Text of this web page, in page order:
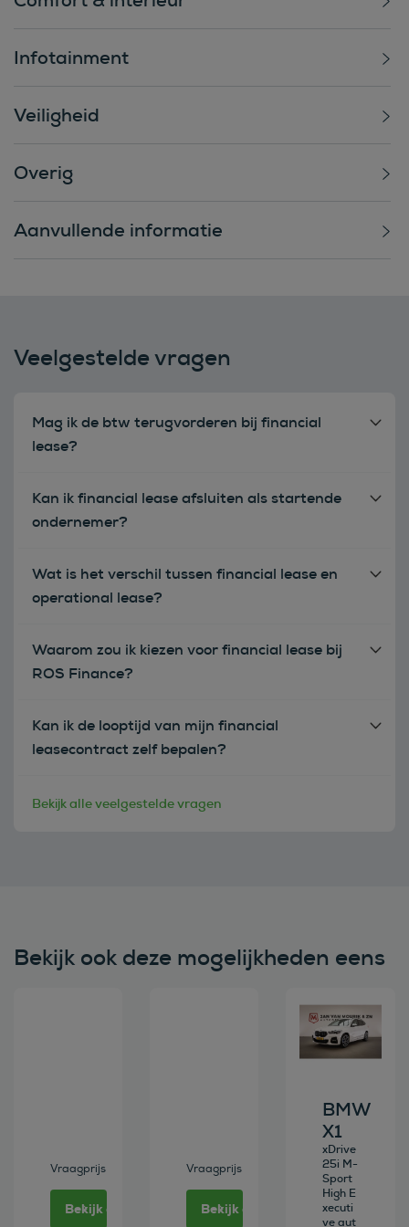
Infotainment
Veiligheid
Overig
Aanvullende informatie
Veelgestelde vragen
Mag ik de btw terugvorderen bij financial
lease?
Kan ik financial lease afsluiten als startende
ondernemer?
Wat is het verschil tussen financial lease en
operational lease?
Waarom zou ik kiezen voor financial lease bij
ROS Finance?
Kan ik de looptijd van mijn financial
leasecontract zelf bepalen?
Bekijk alle veelgestelde vragen
Bekijk ook deze mogelijkheden eens
Vraagprijs
Bekijk deze auto
Vraagprijs
Bekijk deze auto
Bekijk deze
BMW
X1
xDrive
25i M-
Sport
High E
xecuti
ve aut